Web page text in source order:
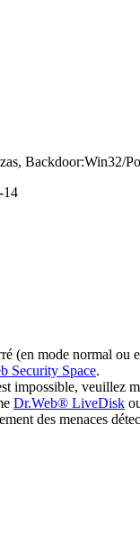
Backdoor:Win32/
14
(en mode normal ou
Security Space.
impossible,
Dr.Web® LiveDisk
des menaces